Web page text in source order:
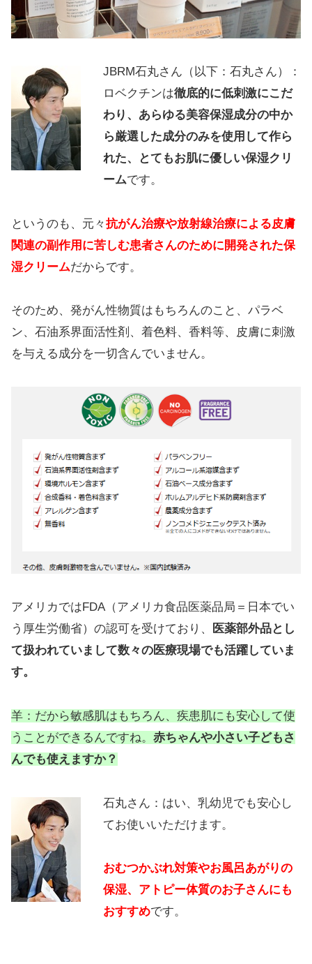
JBRM石丸さん（以下：石丸さん）：
ロベクチンは徹底的に低刺激にこだ
わり、あらゆる美容保湿成分の中か
ら厳選した成分のみを使用して作ら
れた、とてもお肌に優しい保湿クリ
ームです。
というのも、元々抗がん治療や放射線治療による皮膚
関連の副作用に苦しむ患者さんのために開発された保
湿クリームだからです。
そのため、発がん性物質はもちろんのこと、パラベ
ン、石油系界面活性剤、着色料、香料等、皮膚に刺激
を与える成分を一切含んでいません。
アメリカではFDA（アメリカ食品医薬品局＝日本でい
う厚生労働省）の認可を受けており、
医薬部外品とし
て扱われていまして数々の医療現場でも活躍していま
す。
羊：だから敏感肌はもちろん、疾患肌にも安心して使
うことができるんですね。 赤ちゃんや小さい子どもさ
んでも使えますか？
石丸さん：はい、乳幼児でも安心し
てお使いいただけます。
おむつかぶれ対策やお風呂あがりの
保湿、アトピー体質のお子さんにも
おすすめです。